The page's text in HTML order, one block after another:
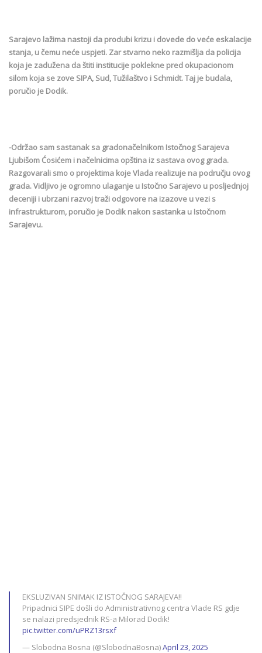
Sarajevo lažima nastoji da produbi krizu i dovede do veće eskalacije
stanja, u čemu neće uspjeti. Zar stvarno neko razmišlja da policija
koja je zadužena da štiti institucije poklekne pred okupacionom
silom koja se zove SIPA, Sud, Tužilaštvo i Schmidt. Taj je budala,
poručio je Dodik.
-Održao sam sastanak sa gradonačelnikom Istočnog Sarajeva
Ljubišom Ćosićem i načelnicima opština iz sastava ovog grada.
Razgovarali smo o projektima koje Vlada realizuje na području ovog
grada. Vidljivo je ogromno ulaganje u Istočno Sarajevo u posljednjoj
deceniji i ubrzani razvoj traži odgovore na izazove u vezi s
infrastrukturom, poručio je Dodik nakon sastanka u Istočnom
Sarajevu.
EKSLUZIVAN SNIMAK IZ ISTOČNOG SARAJEVA!!
Pripadnici SIPE došli do Administrativnog centra Vlade RS gdje
se nalazi predsjednik RS-a Milorad Dodik!
pic.twitter.com/uPRZ13rsxf
— Slobodna Bosna (@SlobodnaBosna)April 23, 2025